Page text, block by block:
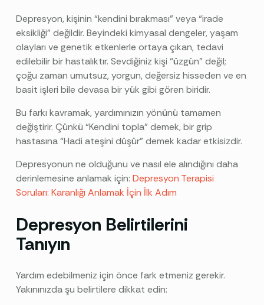
Depresyon, kişinin “kendini bırakması” veya “irade
eksikliği” değildir. Beyindeki kimyasal dengeler, yaşam
olayları ve genetik etkenlerle ortaya çıkan, tedavi
edilebilir bir hastalıktır. Sevdiğiniz kişi “üzgün” değil;
çoğu zaman umutsuz, yorgun, değersiz hisseden ve en
basit işleri bile devasa bir yük gibi gören biridir.
Bu farkı kavramak, yardımınızın yönünü tamamen
değiştirir. Çünkü “Kendini topla” demek, bir grip
hastasına “Hadi ateşini düşür” demek kadar etkisizdir.
Depresyonun ne olduğunu ve nasıl ele alındığını daha
derinlemesine anlamak için: Depresyon Terapisi
Soruları: Karanlığı Anlamak İçin İlk Adım
Depresyon Belirtilerini
Tanıyın
Yardım edebilmeniz için önce fark etmeniz gerekir.
Yakınınızda şu belirtilere dikkat edin: